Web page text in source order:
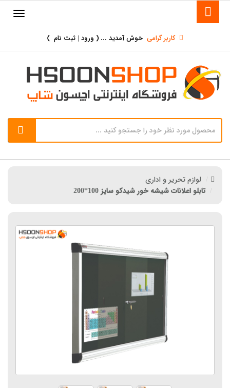
کاربر گرامی خوش آمدید ... ( ورود | ثبت نام )
لوازم تحریر و اداری
تابلو اعلانات شیشه خور شیدکو سایز 100*200